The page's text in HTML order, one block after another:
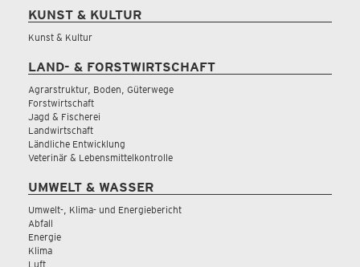
KUNST & KULTUR
Kunst & Kultur
LAND- & FORSTWIRTSCHAFT
Agrarstruktur, Boden, Güterwege
Forstwirtschaft
Jagd & Fischerei
Landwirtschaft
Ländliche Entwicklung
Veterinär & Lebensmittelkontrolle
UMWELT & WASSER
Umwelt-, Klima- und Energiebericht
Abfall
Energie
Klima
Luft